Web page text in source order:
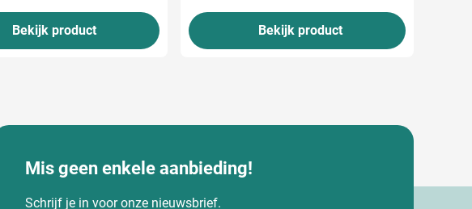
Bekijk product Bekijk product
Mis geen enkele aanbieding!
Schrijf je in voor onze nieuwsbrief.